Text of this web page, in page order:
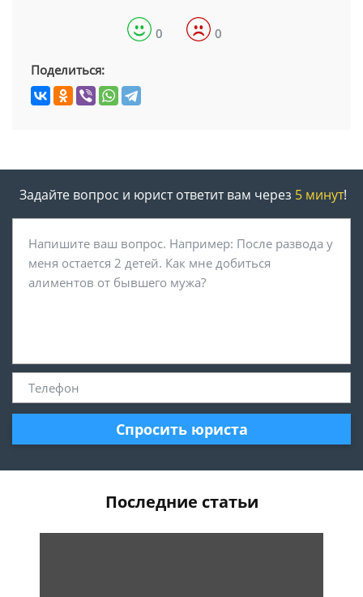
0 0
Поделиться:
Задайте вопрос и юрист ответит вам через 5 минут!
Спросить юриста
Последние статьи